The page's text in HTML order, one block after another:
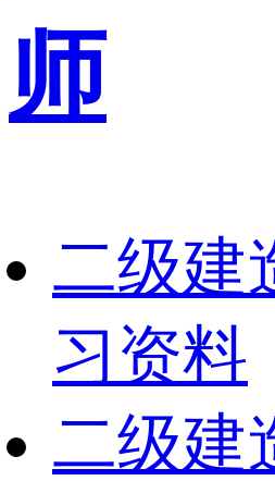
师
二级建
习资料
二级建